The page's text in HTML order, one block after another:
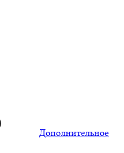
Дополнительное